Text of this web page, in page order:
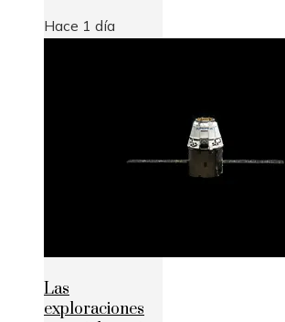
Hace 1 día
Las
exploraciones